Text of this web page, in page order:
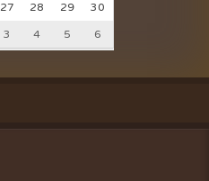
27 28 29 30
3 4 5 6